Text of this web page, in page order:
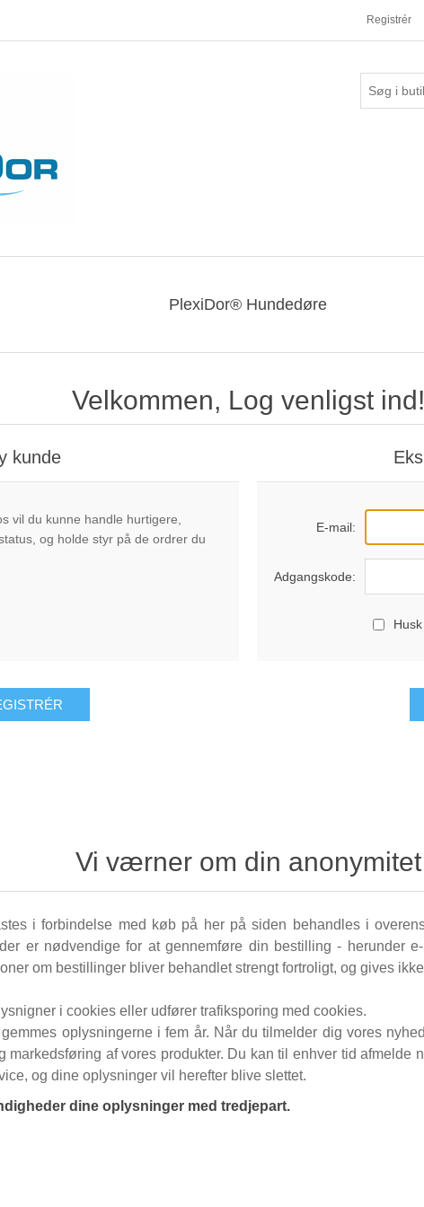
Registrér
PlexiDor® Hundedøre
Velkommen, Log venligst ind!
kunde
vil du kunne handle hurtigere,
og holde styr på de ordrer du
E-mail:
Adgangskode:
Vi værner om din anonymitet
i forbindelse med køb på her på siden behandles i
er nødvendige for at gennemføre din bestilling - herunder
om bestillinger bliver behandlet strengt fortroligt, og gives
i cookies eller udfører trafiksporing med cookies.
oplysningerne i fem år. Når du tilmelder dig vores
markedsføring af vores produkter. Du kan til enhver tid afmelde
og dine oplysninger vil herefter blive slettet.
dine oplysninger med tredjepart.